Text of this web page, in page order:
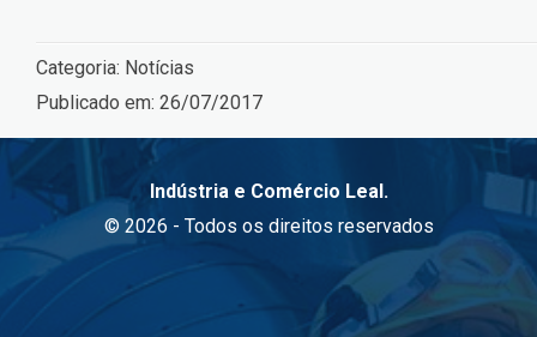
Categoria: Notícias
Publicado em: 26/07/2017
Indústria e Comércio Leal.
© 2026 - Todos os direitos reservados